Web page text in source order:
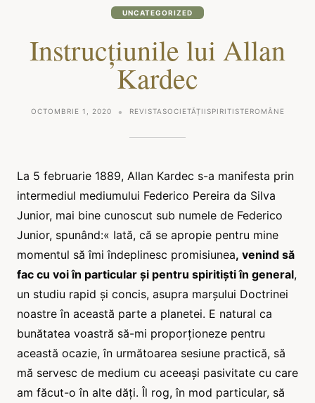
UNCATEGORIZED
Instrucțiunile lui Allan
Kardec
OCTOMBRIE 1, 2020 REVISTASOCIETĂȚIISPIRITISTEROMÂNE
La 5 februarie 1889, Allan Kardec s-a manifesta prin
intermediul mediumului Federico Pereira da Silva
Junior, mai bine cunoscut sub numele de Federico
Junior, spunând:« Iată, că se apropie pentru mine
momentul să îmi îndeplinesc promisiunea, venind să
fac cu voi în particular și pentru spiritiști în general,
un studiu rapid și concis, asupra marșului Doctrinei
noastre în această parte a planetei. E natural ca
bunătatea voastră să-mi proporționeze pentru
această ocazie, în următoarea sesiune practică, să
mă servesc de medium cu aceeași pasivitate cu care
am făcut-o în alte dăți. Îl rog, în mod particular, să